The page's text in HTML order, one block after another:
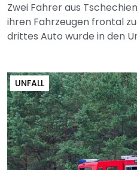
Zwei Fahrer aus
ihren Fahrzeugen frontal
drittes Auto wurde in den
UNFALL